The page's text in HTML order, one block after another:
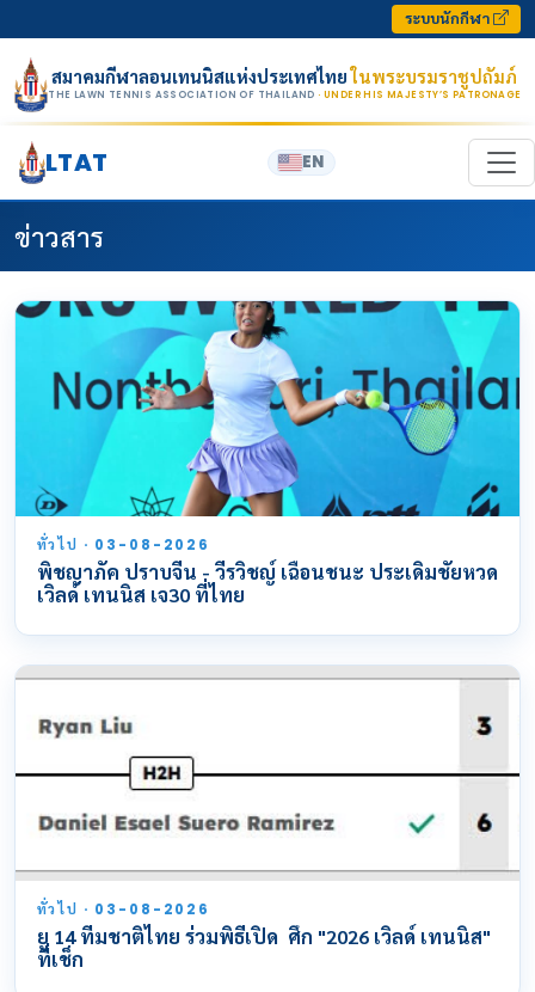
ระบบนักกีฬา
สมาคมกีฬาลอนเทนนิสแห่งประเทศไทยในพระบรมราชูปถัมภ์
THE LAWN TENNIS ASSOCIATION OF THAILAND · UNDER HIS MAJESTY’S PATRONAGE
LTAT EN
ข่าวสาร
ทั่วไป · 03-08-2026
พิชญาภัค ปราบจีน - วีรวิชญ์ เฉือนชนะ ประเดิมชัยหวด
เวิลด์ เทนนิส เจ30 ที่ไทย
ทั่วไป · 03-08-2026
ยู 14 ทีมชาติไทย ร่วมพิธีเปิด ศึก "2026 เวิลด์ เทนนิส"
ที่เช็ก